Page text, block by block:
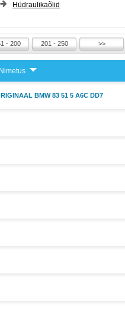
Hüdraulikaõlid
- 200 201 - 250 >>
Nimetus
BMW 83 51 5 A6C DD7